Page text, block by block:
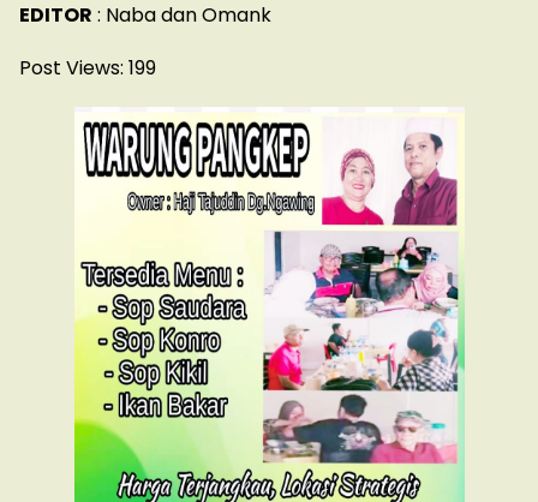
EDITOR : Naba dan Omank
Post Views: 199